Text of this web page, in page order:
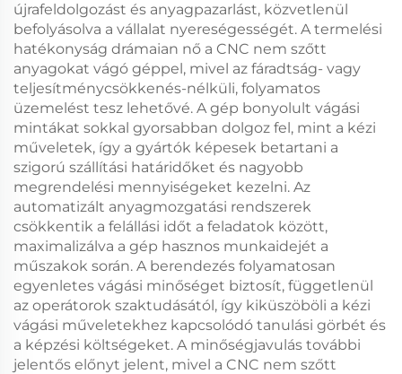
újrafeldolgozást és anyagpazarlást, közvetlenül
befolyásolva a vállalat nyereségességét. A termelési
hatékonyság drámaian nő a CNC nem szőtt
anyagokat vágó géppel, mivel az fáradtság- vagy
teljesítménycsökkenés-nélküli, folyamatos
üzemelést tesz lehetővé. A gép bonyolult vágási
mintákat sokkal gyorsabban dolgoz fel, mint a kézi
műveletek, így a gyártók képesek betartani a
szigorú szállítási határidőket és nagyobb
megrendelési mennyiségeket kezelni. Az
automatizált anyagmozgatási rendszerek
csökkentik a felállási időt a feladatok között,
maximalizálva a gép hasznos munkaidejét a
műszakok során. A berendezés folyamatosan
egyenletes vágási minőséget biztosít, függetlenül
az operátorok szaktudásától, így kiküszöböli a kézi
vágási műveletekhez kapcsolódó tanulási görbét és
a képzési költségeket. A minőségjavulás további
jelentős előnyt jelent, mivel a CNC nem szőtt